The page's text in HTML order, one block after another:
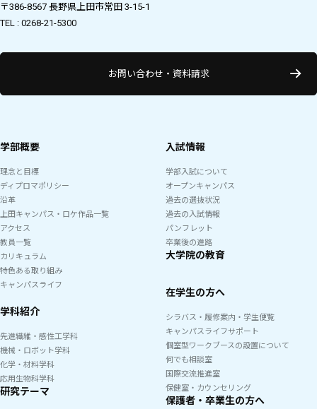
〒386-8567 長野県上田市常田 3-15-1
TEL : 0268-21-5300
お問い合わせ・資料請求
学部概要
理念と目標
ディプロマポリシー
沿革
上田キャンパス・ロケ作品一覧
アクセス
教員一覧
カリキュラム
特色ある取り組み
キャンパスライフ
学科紹介
先進繊維・感性工学科
機械・ロボット学科
化学・材料学科
応用生物科学科
研究テーマ
入試情報
学部入試について
オープンキャンパス
過去の選抜状況
過去の入試情報
パンフレット
卒業後の進路
大学院の教育
在学生の方へ
シラバス・履修案内・学生便覧
キャンパスライフサポート
個室型ワークブースの設置について
何でも相談室
国際交流推進室
保健室・カウンセリング
保護者・卒業生の方へ